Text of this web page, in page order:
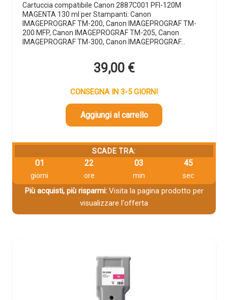
Cartuccia compatibile Canon 2887C001 PFI-120M
MAGENTA 130 ml per Stampanti: Canon
IMAGEPROGRAF TM-200, Canon IMAGEPROGRAF TM-
200 MFP, Canon IMAGEPROGRAF TM-205, Canon
IMAGEPROGRAF TM-300, Canon IMAGEPROGRAF…
39,00 €
CONSEGNA IN 3-5 GIORNI
Aggiungi al carrello
SCADE TRA:
01
giorni
22
ore
03
min
44
sec
Più acquisti, più risparmi:Visita la pagina prodotto per
visualizzare l'offerta